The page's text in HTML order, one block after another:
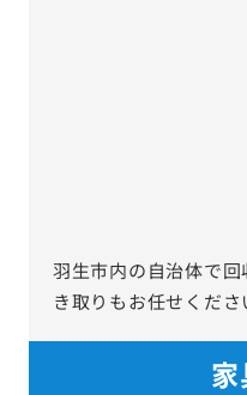
羽生市内の自治体で
き取りもお任せくださ